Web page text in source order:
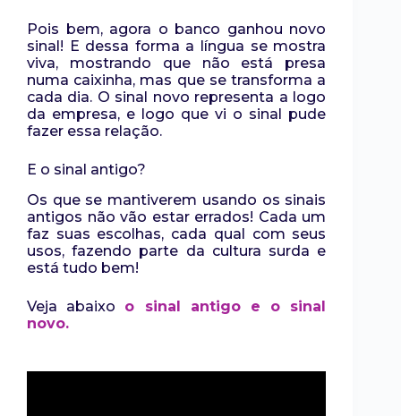
Pois bem, agora o banco ganhou novo
sinal! E dessa forma a língua se mostra
viva, mostrando que não está presa
numa caixinha, mas que se transforma a
cada dia. O sinal novo representa a logo
da empresa, e logo que vi o sinal pude
fazer essa relação.
E o sinal antigo?
Os que se mantiverem usando os sinais
antigos não vão estar errados! Cada um
faz suas escolhas, cada qual com seus
usos, fazendo parte da cultura surda e
está tudo bem!
Veja abaixo o sinal antigo e o sinal
novo.